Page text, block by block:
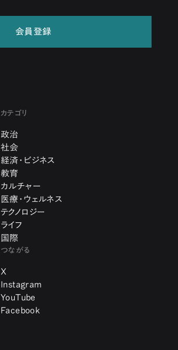
会員登録
カテゴリ
政治
社会
経済・ビジネス
教育
カルチャー
医療・ウェルネス
テクノロジー
ライフ
国際
つながる
X
Instagram
YouTube
Facebook